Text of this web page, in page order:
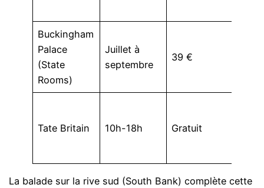
Buckingham
Palace
(State
Rooms)
Juillet à
septembre
39 €
Tate Britain 10h-18h Gratuit
La balade sur la rive sud (South Bank) complète cette